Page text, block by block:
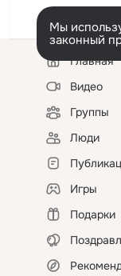
Мы
законный
Левая
колонкаГлавная
Видео
Группы
Люди
Игры
Подарки